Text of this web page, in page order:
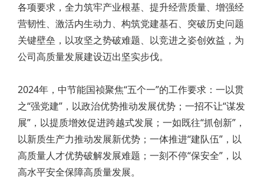
各项要求，全力筑牢产业根基、提升经营质量、增强经
营韧性、激活内生动力、构筑党建基石、突破历史问题
关键壁垒，以攻坚之势破难题、以竞进之姿创效益，为
公司高质量发展建设迈出坚实步伐。
2024年，中节能国祯聚焦“五个一”的工作要求：一以贯
之“强党建”，以政治优势推动发展优势；一招不让“谋发
展”，以提质增效促进跨越式发展；一如既往“抓创新”，
以新质生产力推动发展新优势；一体推进“建队伍”，以
高质量人才优势破解发展难题；一刻不停“保安全”，以
高水平安全保障高质量发展。